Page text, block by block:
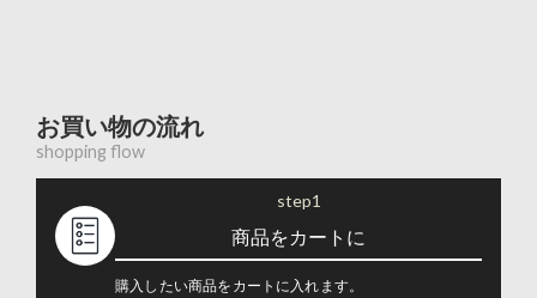
お買い物の流れ
shopping flow
step1
商品をカートに
購入したい商品をカートに入れます。